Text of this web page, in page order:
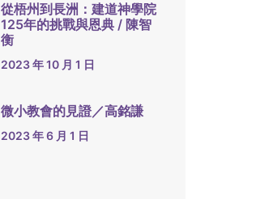
從梧州到長洲：建道神學院
125年的挑戰與恩典 / 陳智
衡
2023 年 10 月 1 日
微小教會的見證／高銘謙
2023 年 6 月 1 日